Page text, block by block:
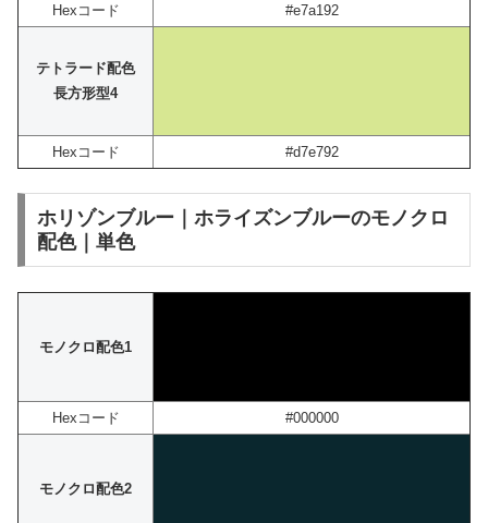
Hexコード #e7a192
テトラード配色
長方形型4
Hexコード #d7e792
ホリゾンブルー｜ホライズンブルーのモノクロ
配色｜単色
モノクロ配色1
Hexコード #000000
モノクロ配色2